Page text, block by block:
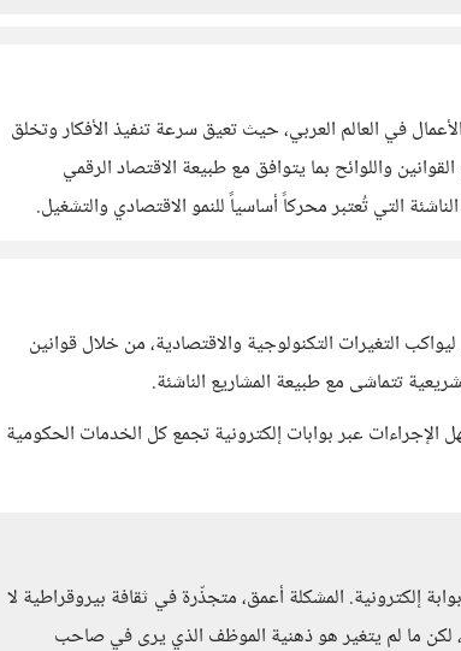
في العالم العربي، حيث تعيق سرعة تنفيذ الأفكار وتخلق
واللوائح بما يتوافق مع طبيعة الاقتصاد الرقمي
التي تُعتبر محركاً أساسياً للنمو الاقتصادي والتشغيل.
التغيرات التكنولوجية والاقتصادية، من خلال قوانين
تتماشى مع طبيعة المشاريع الناشئة.
الإجراءات عبر بوابات إلكترونية تجمع كل الخدمات الحكومية
إلكترونية. المشكلة أعمق، متجذّرة في ثقافة بيروقراطية لا
لكن ما لم يتغير هو ذهنية الموظف الذي يرى في صاحب